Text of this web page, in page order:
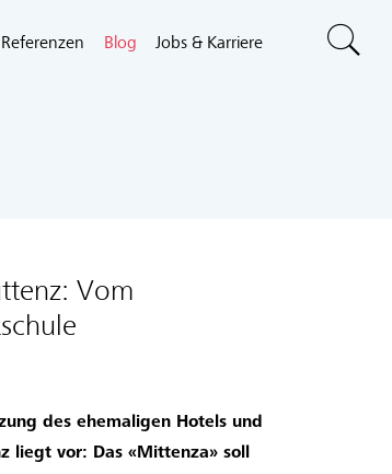
Referenzen Blog Jobs & Karriere
Vom
des ehemaligen Hotels und
liegt vor: Das «Mittenza» soll